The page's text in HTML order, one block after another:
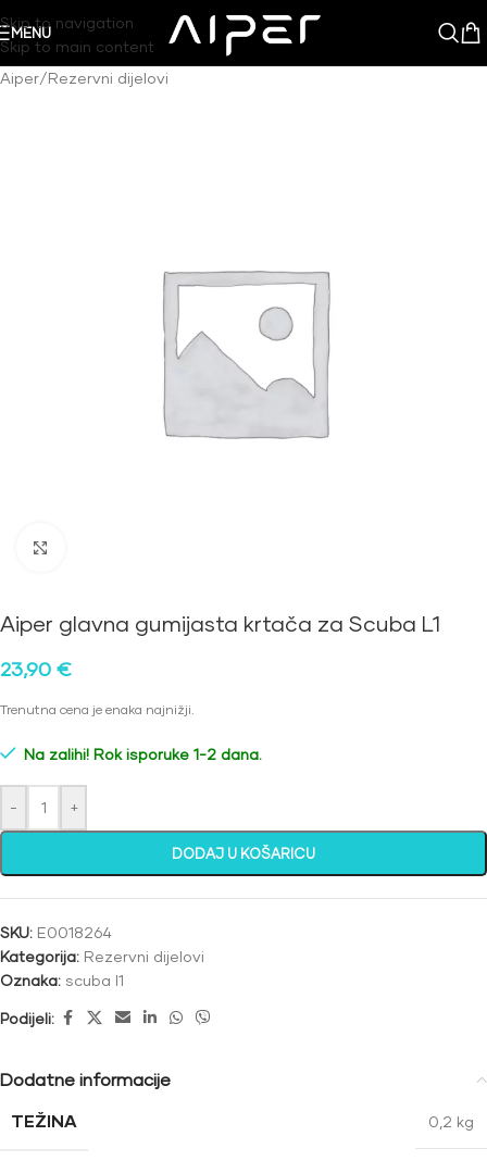
Skip to navigation
Skip to main content
MENU
Aiper/Rezervni dijelovi
Aiper glavna gumijasta krtača za Scuba L1
23,90 €
Trenutna cena je enaka najnižji.
Na zalihi! Rok isporuke 1-2 dana.
- +
DODAJ U KOŠARICU
SKU: E0018264
Kategorija: Rezervni dijelovi
Oznaka: scuba l1
Podijeli:
Dodatne informacije
TEŽINA
0,2 kg